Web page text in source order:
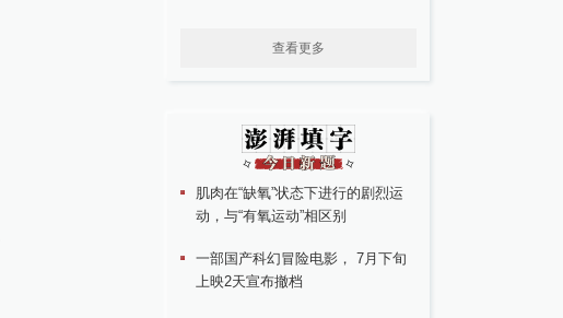
查看更多
肌肉在“缺氧”状态下进行的剧烈运
动，与“有氧运动”相区别
一部国产科幻冒险电影， 7月下旬
上映2天宣布撤档